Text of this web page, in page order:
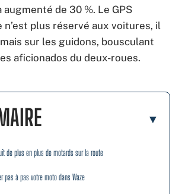
augmenté de 30 %. Le GPS
n’est plus réservé aux voitures, il
sur les guidons, bousculant
aficionados du deux-roues.
de plus en plus de motards sur la route
pas à pas votre moto dans Waze